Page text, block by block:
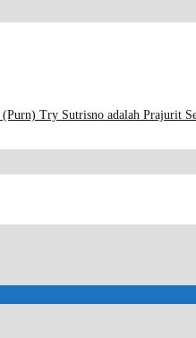
Try Sutrisno adalah Prajurit